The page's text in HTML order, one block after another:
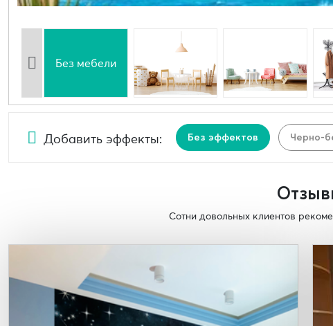
Без мебели
Добавить эффекты: Без эффектов Черно-
Сотни довольных клиентов